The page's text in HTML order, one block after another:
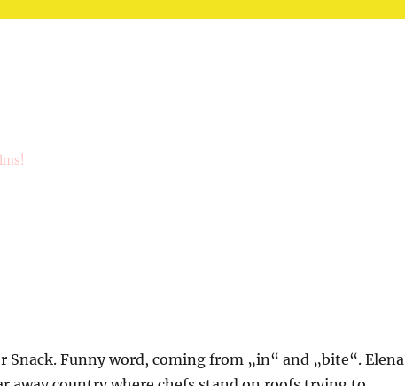
Snack. Funny word, coming from „in“ and „bite“. Elena